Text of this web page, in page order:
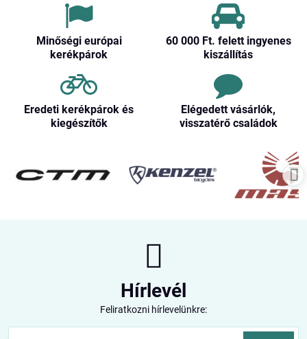
Minőségi európai
kerékpárok
60 000 Ft​. felett ingyenes
kiszállítás
Eredeti kerékpárok és
kiegészítők
Elégedett vásárlók,
visszatérő családok
Hírlevél
Feliratkozni hírlevelünkre: